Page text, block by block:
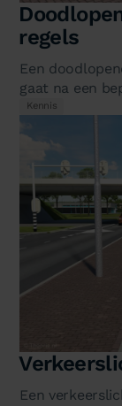
regels
Een
gaat na een
bord L8: een
Kennis
Een